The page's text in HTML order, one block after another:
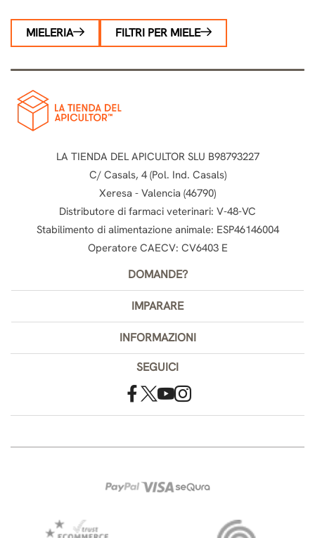
MIELERIA FILTRI PER MIELE
LA TIENDA DEL APICULTOR SLU B98793227
C/ Casals, 4 (Pol. Ind. Casals)
Xeresa - Valencia (46790)
Distributore di farmaci veterinari: V-48-VC
Stabilimento di alimentazione animale: ESP46146004
Operatore CAECV: CV6403 E
DOMANDE?
IMPARARE
INFORMAZIONI
SEGUICI